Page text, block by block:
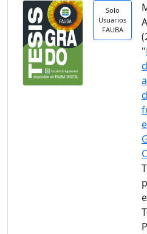
Solo
Usuarios
FAUBA
"